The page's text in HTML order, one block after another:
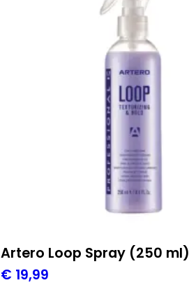
Artero Loop Spray (250 ml)
€ 19,99